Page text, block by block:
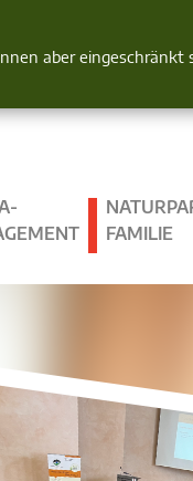
aber eingeschränkt
FAMILIE